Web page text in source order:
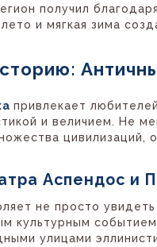
получил
и мягкая зима
привлекает
и величием. Не
цивилизаций,
Аспендос и
не просто
культурным
улицами